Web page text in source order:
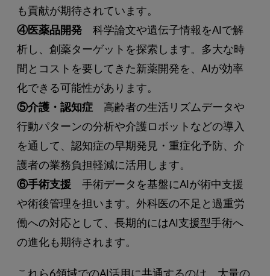
も貢献が期待されています。
④医薬品開発 科学論文や遺伝子情報をAIで解
析し、創薬ターゲットを探索します。多大な時
間とコストを要してきた新薬開発を、AIが効率
化できる可能性があります。
⑤介護・認知症 高齢者の生活リズムデータや
行動パターンの分析や介護ロボットなどの導入
を通して、認知症の早期発見・重症化予防、介
護者の業務負担軽減に活用します。
⑥手術支援 手術データを基盤にAIが術中支援
や術後管理を担います。外科医の不足と過重労
働への対応として、長期的にはAI支援型手術へ
の進化も期待されます。
これら6領域でのAI活用に共通するのは、大量の